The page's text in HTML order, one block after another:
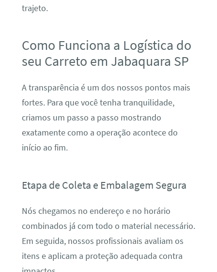
trajeto.
Como Funciona a Logística do
seu Carreto em Jabaquara SP
A transparência é um dos nossos pontos mais
fortes. Para que você tenha tranquilidade,
criamos um passo a passo mostrando
exatamente como a operação acontece do
início ao fim.
Etapa de Coleta e Embalagem Segura
Nós chegamos no endereço e no horário
combinados já com todo o material necessário.
Em seguida, nossos profissionais avaliam os
itens e aplicam a proteção adequada contra